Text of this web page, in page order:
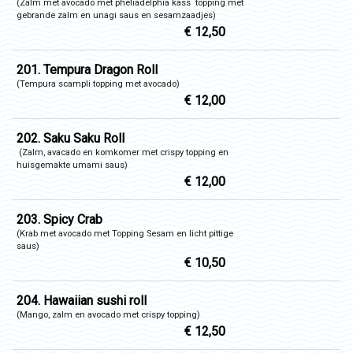
(Zalm met avocado met pheliadelphia kass topping met
gebrande zalm en unagi saus en sesamzaadjes)
€ 12,50
201. Tempura Dragon Roll
(Tempura scampli topping met avocado)
€ 12,00
202. Saku Saku Roll
(Zalm, avacado en komkomer met crispy topping en
huisgemakte umami saus)
€ 12,00
203. Spicy Crab
(Krab met avocado met Topping Sesam en licht pittige
saus)
€ 10,50
204. Hawaiian sushi roll
(Mango, zalm en avocado met crispy topping)
€ 12,50